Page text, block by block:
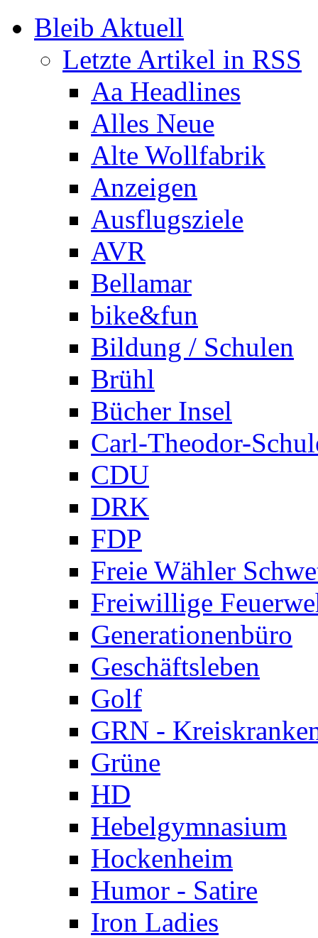
Bleib Aktuell
Letzte Artikel in RSS
Aa Headlines
Alles Neue
Alte Wollfabrik
Anzeigen
Ausflugsziele
AVR
Bellamar
bike&fun
Bildung / Schulen
Brühl
Bücher Insel
Carl-Theodor-
CDU
DRK
FDP
Freie Wähler
Freiwillige
Generationenbüro
Geschäftsleben
Golf
GRN -
Grüne
HD
Hebelgymnasium
Hockenheim
Humor - Satire
Iron Ladies